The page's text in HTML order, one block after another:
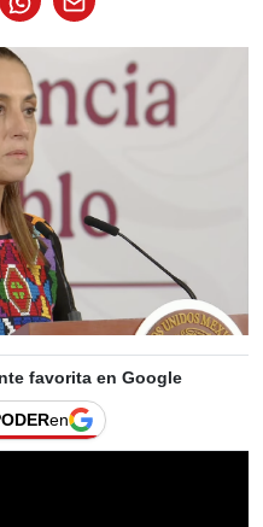
favorita en Google
en